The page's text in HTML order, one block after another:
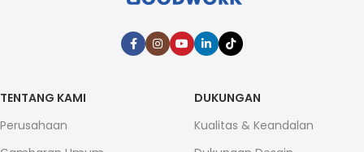
TENTANG KAMI
Perusahaan
DUKUNGAN
Kualitas & Keandalan